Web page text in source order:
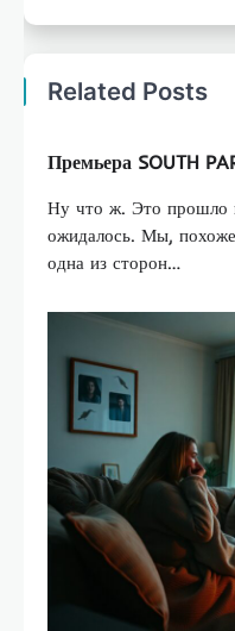
Related Posts
Премьера SOUTH
Ну что ж. Это прошло
ожидалось. Мы,
одна из сторон…